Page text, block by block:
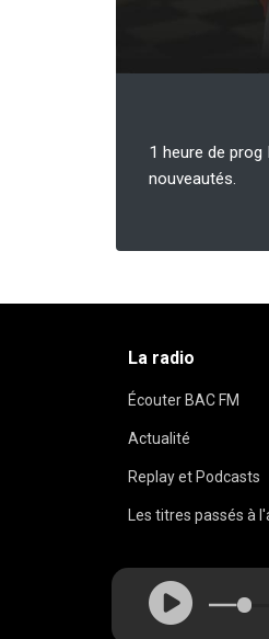
1 heure de
nouveautés.
La radio
Écouter BAC FM
Actualité
Replay et Podcasts
Les titres passés à